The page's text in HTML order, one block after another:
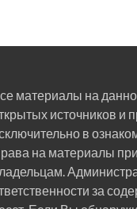
материалы на
источников и
в
на материалы
за